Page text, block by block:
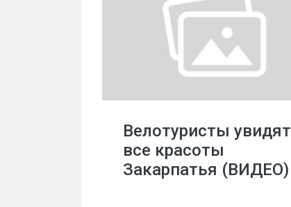
Велотуристы увидят
все красоты
Закарпатья (ВИДЕО)